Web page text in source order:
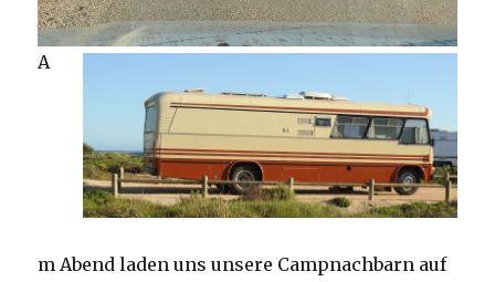
A
m Abend laden uns unsere Campnachbarn auf